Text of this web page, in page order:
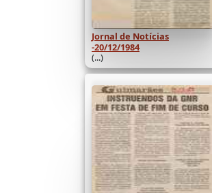
Jornal de Notícias
-20/12/1984
(...)